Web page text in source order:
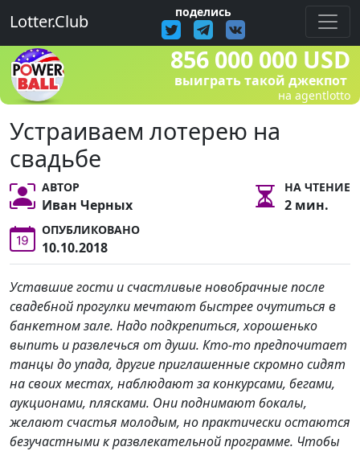
Lotter.Club поделись
856 000 000 USD
выиграть такой джекпот
на agentlotto
Устраиваем лотерею на
свадьбе
АВТОР
Иван Черных
НА ЧТЕНИЕ
2 мин.
ОПУБЛИКОВАНО
10.10.2018
Уставшие гости и счастливые новобрачные после
свадебной прогулки мечтают быстрее очутиться в
банкетном зале. Надо подкрепиться, хорошенько
выпить и развлечься от души. Кто-то предпочитает
танцы до упада, другие приглашенные скромно сидят
на своих местах, наблюдают за конкурсами, бегами,
аукционами, плясками. Они поднимают бокалы,
желают счастья молодым, но практически остаются
безучастными к развлекательной программе. Чтобы